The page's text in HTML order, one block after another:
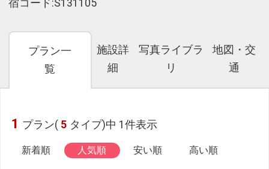
宿コード:S131105
プラン一
覧
施設詳
細
写真ライブラ
リ
地図・交
通
1 プラン( 5 タイプ)中 1件表示
新着順 人気順 安い順 高い順